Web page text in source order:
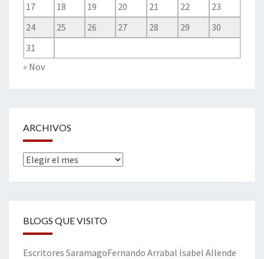
17
18 19 20 21 22
23
24
25 26 27 28 29
30
31
« Nov
ARCHIVOS
Archivos
BLOGS QUE VISITO
Escritores SaramagoFernando Arrabal Isabel Allende